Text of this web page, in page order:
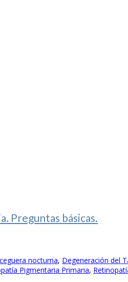
Preguntas básicas.
ceguera nocturna, Degeneración del
Pigmentaria Primaria,